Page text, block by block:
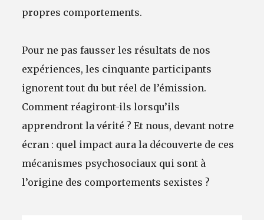
propres comportements.
Pour ne pas fausser les résultats de nos
expériences, les cinquante participants
ignorent tout du but réel de l’émission.
Comment réagiront-ils lorsqu’ils
apprendront la vérité ? Et nous, devant notre
écran : quel impact aura la découverte de ces
mécanismes psychosociaux qui sont à
l’origine des comportements sexistes ?